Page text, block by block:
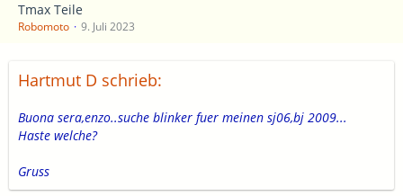
Tmax Teile
Robomoto 9. Juli 2023
Hartmut D schrieb:
Buona sera,enzo..suche blinker fuer meinen sj06,bj 2009...
Haste welche?
Gruss